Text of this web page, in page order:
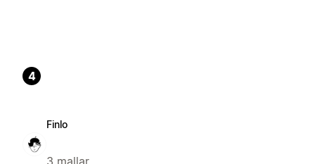
4
Finlo
3 mallar